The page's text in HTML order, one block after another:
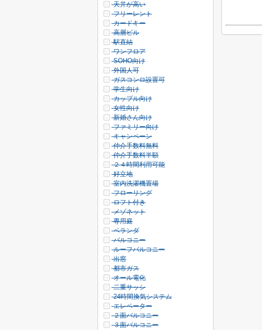
天井が高い
フリーレント
カードキー
高層ビル
駅直結
ワンフロア
SOHO向け
外国人可
ガスコンロ設置可
学生向け
カップル向け
女性向け
新婚さん向け
ファミリー向け
キャンペーン
仲介手数料無料
仲介手数料半額
２４時間利用可能
好立地
室内洗濯機置場
フローリング
ロフト付き
メゾネット
専用庭
ベランダ
バルコニー
ルーフバルコニー
出窓
都市ガス
オール電化
二重サッシ
24時間換気システム
エレベーター
２面バルコニー
３面バルコニー